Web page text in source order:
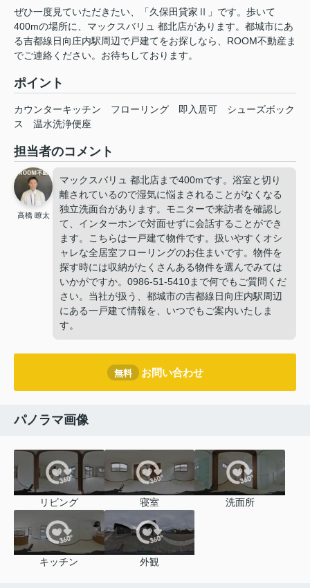
ぜひ一度見ていただきたい、「久保田貸家Ⅱ」です。歩いて
400mの場所に、マックスバリュ 都北店があります。都城市にあ
る吉都線日向庄内駅周辺で戸建てをお探しなら、ROOM不動産ま
でご連絡ください。お待ちしております。
ポイント
カウンターキッチン フローリング 即入居可
シューズボック
ス
温水洗浄便座
担当者のコメント
高橋 瞭太
マックスバリュ 都北店まで400mです。浴室と切り
離されているので湿気に悩まされることがなくなる
独立洗面台があります。モニターで来訪者を確認し
て、インターホンで対面せずに会話することができ
ます。こちらは一戸建て物件です。扱いやすくオシ
ャレな全居室フローリングのお住まいです。物件を
探す時には収納がたくさんある物件を選んでみては
いかがですか。0986-51-5410まで何でもご質問くだ
さい。当社が扱う、都城市の吉都線日向庄内駅周辺
にある一戸建て情報を、いつでもご案内いたしま
す。
無料 お問い合わせ
パノラマ画像
リビング 寝室 洗面所
キッチン 外観